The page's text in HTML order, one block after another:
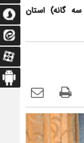
گانه) استان